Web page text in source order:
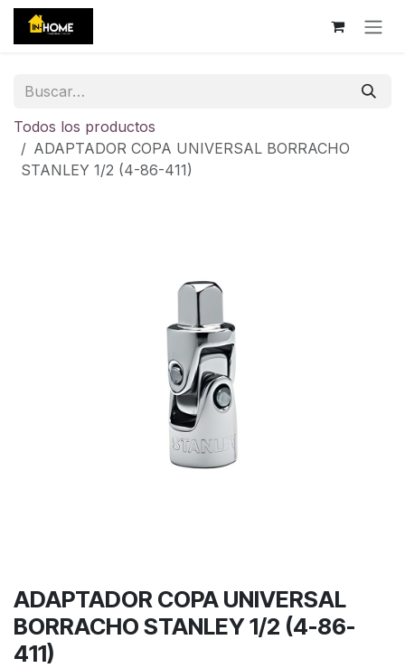
Ir al contenido
Todos los productos
ADAPTADOR COPA UNIVERSAL BORRACHO
STANLEY 1/2 (4-86-411)
ADAPTADOR COPA UNIVERSAL
BORRACHO STANLEY 1/2 (4-86-
411)